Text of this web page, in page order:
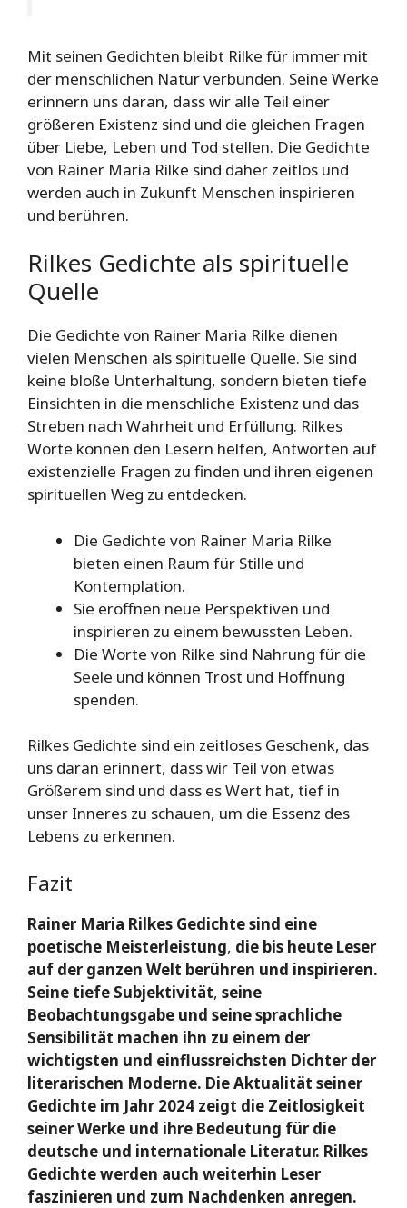
Mit seinen Gedichten bleibt Rilke für immer mit
der menschlichen Natur verbunden. Seine Werke
erinnern uns daran, dass wir alle Teil einer
größeren Existenz sind und die gleichen Fragen
über Liebe, Leben und Tod stellen. Die Gedichte
von Rainer Maria Rilke sind daher zeitlos und
werden auch in Zukunft Menschen inspirieren
und berühren.
Rilkes Gedichte als spirituelle
Quelle
Die Gedichte von Rainer Maria Rilke dienen
vielen Menschen als spirituelle Quelle. Sie sind
keine bloße Unterhaltung, sondern bieten tiefe
Einsichten in die menschliche Existenz und das
Streben nach Wahrheit und Erfüllung. Rilkes
Worte können den Lesern helfen, Antworten auf
existenzielle Fragen zu finden und ihren eigenen
spirituellen Weg zu entdecken.
Die Gedichte von Rainer Maria Rilke
bieten einen Raum für Stille und
Kontemplation.
Sie eröffnen neue Perspektiven und
inspirieren zu einem bewussten Leben.
Die Worte von Rilke sind Nahrung für die
Seele und können Trost und Hoffnung
spenden.
Rilkes Gedichte sind ein zeitloses Geschenk, das
uns daran erinnert, dass wir Teil von etwas
Größerem sind und dass es Wert hat, tief in
unser Inneres zu schauen, um die Essenz des
Lebens zu erkennen.
Fazit
Rainer Maria Rilkes Gedichte sind eine
poetische Meisterleistung, die bis heute Leser
auf der ganzen Welt berühren und inspirieren.
Seine tiefe Subjektivität, seine
Beobachtungsgabe und seine sprachliche
Sensibilität machen ihn zu einem der
wichtigsten und einflussreichsten Dichter der
literarischen Moderne. Die Aktualität seiner
Gedichte im Jahr 2024 zeigt die Zeitlosigkeit
seiner Werke und ihre Bedeutung für die
deutsche und internationale Literatur. Rilkes
Gedichte werden auch weiterhin Leser
faszinieren und zum Nachdenken anregen.